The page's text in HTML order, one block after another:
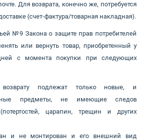
Для возврата, конечно же, потребуется
(счет-фактура/товарная накладная).
№9 Закона о защите прав потребителей
или вернуть товар, приобретенный у
с момента покупки при следующих
подлежат только новые, и
предметы, не имеющие следов
царапин, трещин и других
и не монтирован и его внешний вид